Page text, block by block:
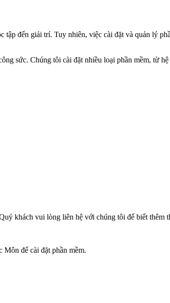
đến giải trí. Tuy nhiên, việc cài đặt và quản lý
sức. Chúng tôi cài đặt nhiều loại phần mềm, từ
khách vui lòng liên hệ với chúng tôi để biết thêm
để cài đặt phần mềm.